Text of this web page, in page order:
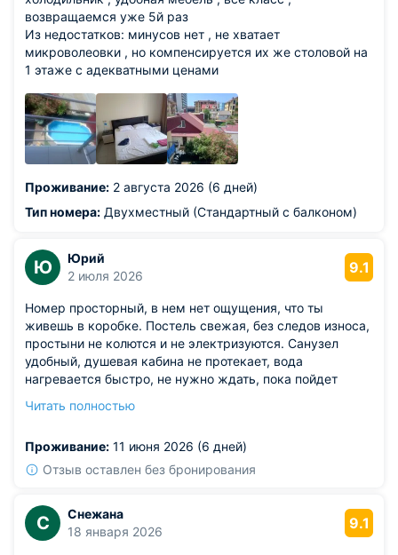
возвращаемся уже 5й раз
Из недостатков: минусов нет , не хватает
микроволеовки , но компенсируется их же столовой на
1 этаже с адекватными ценами
Проживание: 2 августа 2026 (6 дней)
Тип номера: Двухместный (Стандартный с балконом)
Ю
Юрий
2 июля 2026
9.1
Номер просторный, в нем нет ощущения, что ты
живешь в коробке. Постель свежая, без следов износа,
простыни не колются и не электризуются. Санузел
удобный, душевая кабина не протекает, вода
нагревается быстро, не нужно ждать, пока пойдет
можно спокойно посидеть с ноутбуком, свет падает
Из недостатков: иногда в номере появляется легкий
запах из вентиляции, особенно после обеда, когда в
Читать полностью
Проживание: 11 июня 2026 (6 дней)
Отзыв оставлен без бронирования
С
Снежана
18 января 2026
9.1